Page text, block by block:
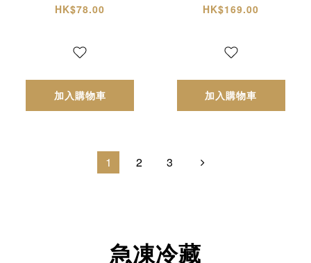
HK$78.00
加入購物車
HK$169.00
加入購物車
1 2 3
急凍冷藏